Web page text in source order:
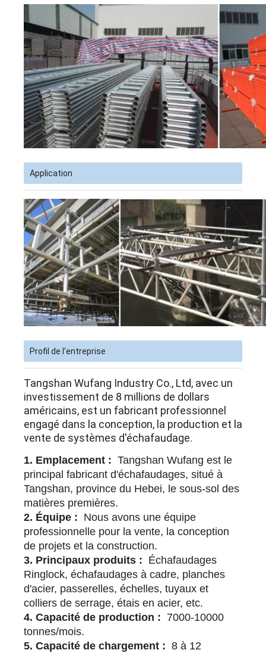
Application
Profil de l'entreprise
Tangshan Wufang Industry Co., Ltd, avec un
investissement de 8 millions de dollars
américains, est un fabricant professionnel
engagé dans la conception, la production et la
vente de systèmes d'échafaudage.
1. Emplacement : Tangshan Wufang est le
principal fabricant d'échafaudages, situé à
Tangshan, province du Hebei, le sous-sol des
matières premières.
2. Équipe : Nous avons une équipe
professionnelle pour la vente, la conception
de projets et la construction.
3. Principaux produits : Échafaudages
Ringlock, échafaudages à cadre, planches
d'acier, passerelles, échelles, tuyaux et
colliers de serrage, étais en acier, etc.
4. Capacité de production : 7000-10000
tonnes/mois.
5. Capacité de chargement : 8 à 12